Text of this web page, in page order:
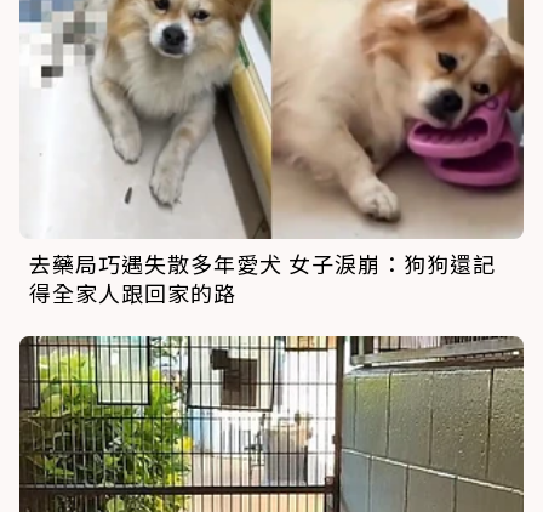
去藥局巧遇失散多年愛犬 女子淚崩：狗狗還記
得全家人跟回家的路